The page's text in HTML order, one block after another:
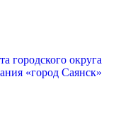
городского округа
«город Саянск»